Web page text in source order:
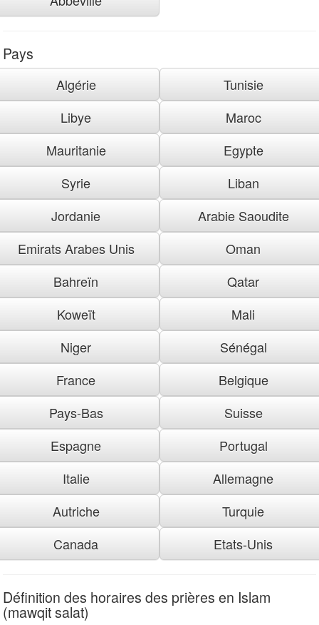
Pays
Algérie
Tunisie
Libye
Maroc
Mauritanie
Egypte
Syrie
Liban
Jordanie
Arabie Saoudite
Emirats Arabes Unis
Oman
Bahreïn
Qatar
Koweït
Mali
Niger
Sénégal
France
Belgique
Pays-Bas
Suisse
Espagne
Portugal
Italie
Allemagne
Autriche
Turquie
Canada
Etats-Unis
Définition des horaires des prières en Islam
(mawqit salat)